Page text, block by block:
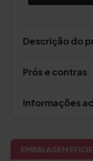
Descrição do
Prós e contras
Informações
EMBALAGEM